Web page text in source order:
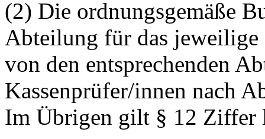
(2) Die ordnungsgemäße
Abteilung für das
von den entsprechenden
Kassenprüfer/innen nach
Im Übrigen gilt § 12 Ziffer